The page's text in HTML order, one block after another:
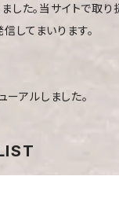
した。当サイトで取
してまいります。
アルしました。